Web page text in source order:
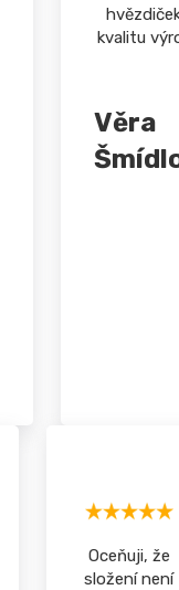
kvalitu
Věra
Oceňuji, že
složení není